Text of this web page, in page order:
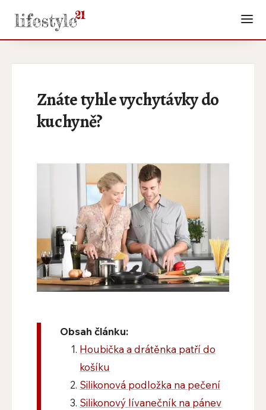
Znáte tyhle vychytávky do
kuchyně?
Obsah článku:
Houbička a drátěnka patří do
košíku
Silikonová podložka na pečení
Silikonový lívanečník na pánev